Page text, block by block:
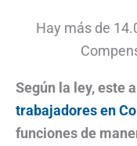
Hay más de
Según la ley, este
trabajadores en
funciones de